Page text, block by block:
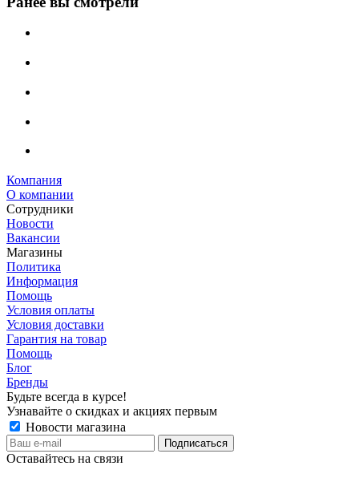
Компания
О компании
Сотрудники
Новости
Вакансии
Магазины
Политика
Информация
Помощь
Условия оплаты
Условия доставки
Гарантия на товар
Помощь
Блог
Бренды
Будьте всегда в курсе!
Узнавайте о скидках и акциях первым
Новости магазина
Оставайтесь на связи